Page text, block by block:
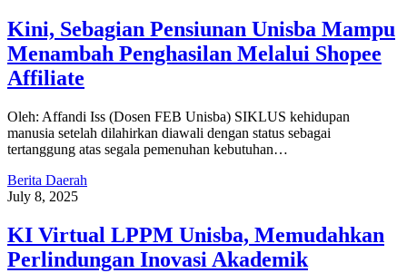
Kini, Sebagian Pensiunan Unisba Mampu
Menambah Penghasilan Melalui Shopee
Affiliate
Oleh: Affandi Iss (Dosen FEB Unisba) SIKLUS kehidupan
manusia setelah dilahirkan diawali dengan status sebagai
tertanggung atas segala pemenuhan kebutuhan…
Berita Daerah
July 8, 2025
KI Virtual LPPM Unisba, Memudahkan
Perlindungan Inovasi Akademik